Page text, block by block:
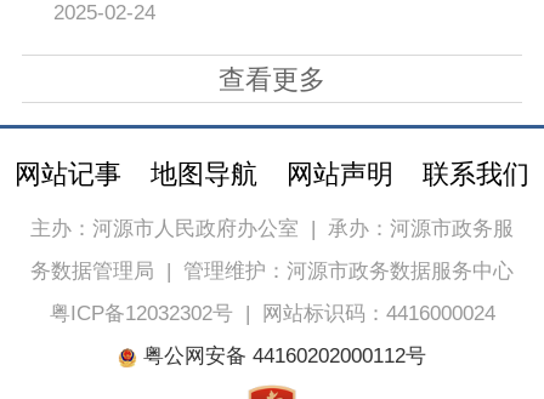
2025-02-24
查看更多
网站记事 地图导航 网站声明 联系我们
主办：河源市人民政府办公室
承办：河源市政务服
务数据管理局
管理维护：河源市政务数据服务中心
粤ICP备12032302号|
网站标识码：4416000024
粤公网安备 44160202000112号